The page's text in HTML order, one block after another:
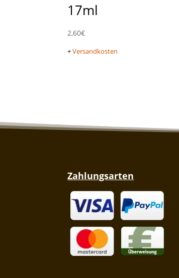
17ml
2,60€
+Versandkosten
Zahlungsarten